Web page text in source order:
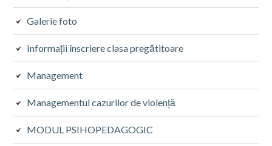
Galerie foto
Informații înscriere clasa pregătitoare
Management
Managementul cazurilor de violență
MODUL PSIHOPEDAGOGIC